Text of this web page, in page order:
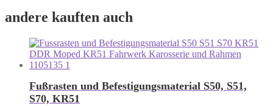
andere kauften auch
Fußrasten und Befestigungsmaterial S50, S51,
S70, KR51